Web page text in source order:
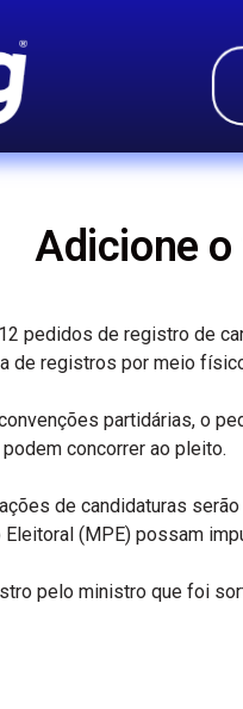
Adicione
pedidos de registro de
de registros por meio
partidárias, o
concorrer ao pleito.
de candidaturas
(MPE) possam
pelo ministro que foi